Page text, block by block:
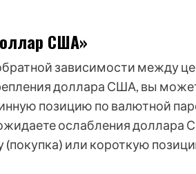
США»
зависимости между
доллара США, вы
позицию по валютной
ослабления доллара
или короткую